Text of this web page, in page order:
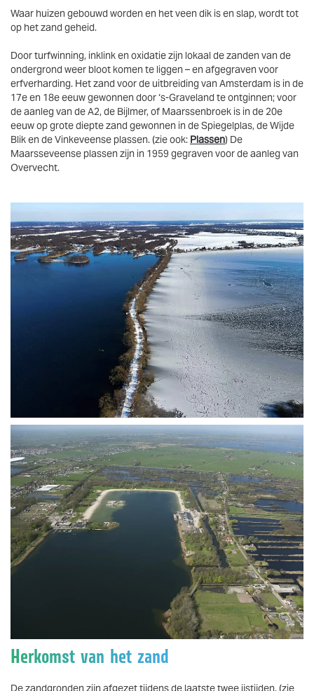
Waar huizen gebouwd worden en het veen dik is en slap, wordt tot
op het zand geheid.
Door turfwinning, inklink en oxidatie zijn lokaal de zanden van de
ondergrond weer bloot komen te liggen – en afgegraven voor
erfverharding. Het zand voor de uitbreiding van Amsterdam is in de
17e en 18e eeuw gewonnen door ‘s-Graveland te ontginnen; voor
de aanleg van de A2, de Bijlmer, of Maarssenbroek is in de 20e
eeuw op grote diepte zand gewonnen in de Spiegelplas, de Wijde
Blik en de Vinkeveense plassen. (zie ook: Plassen) De
Maarsseveense plassen zijn in 1959 gegraven voor de aanleg van
Overvecht.
Vergroten
Herkomst van het zand